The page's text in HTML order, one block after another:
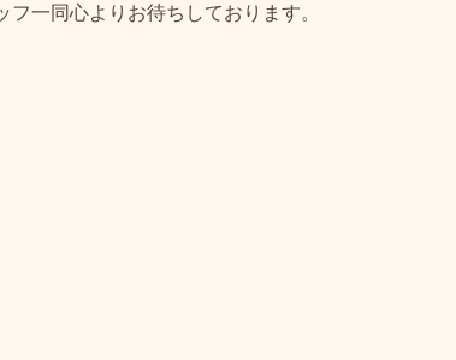
フ一同心よりお待ちしております。